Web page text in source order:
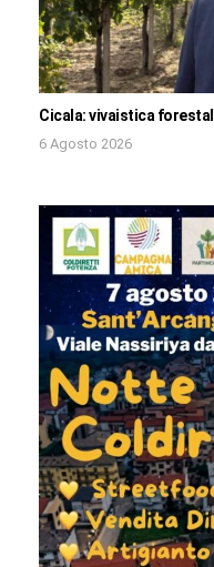
Cicala: vivaistica
6 Agosto 2026